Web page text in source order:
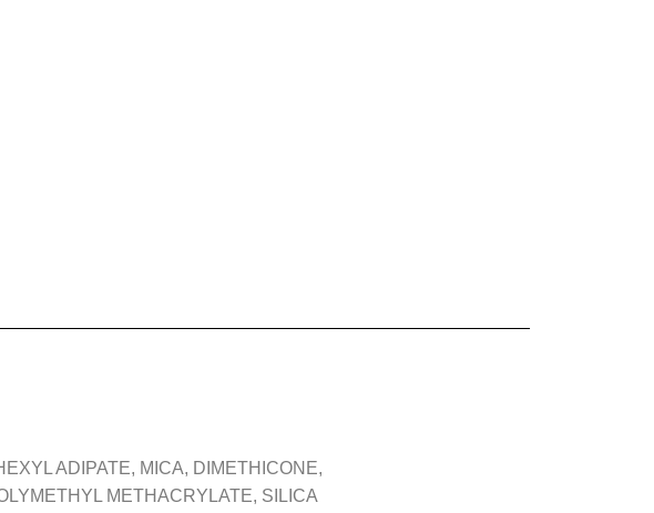
ADIPATE, MICA, DIMETHICONE,
METHACRYLATE, SILICA